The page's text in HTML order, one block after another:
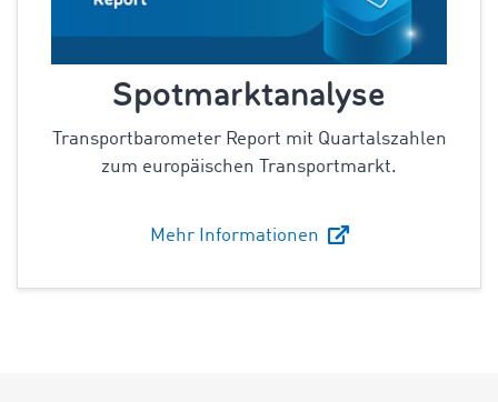
Spotmarktanalyse
Transportbarometer Report mit Quartalszahlen
zum europäischen Transportmarkt.
Mehr Informationen